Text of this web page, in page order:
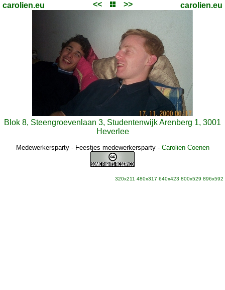
carolien.eu << >> carolien.eu
Blok 8, Steengroevenlaan 3, Studentenwijk Arenberg 1, 3001
Heverlee
Medewerkersparty - Feestjes medewerkersparty- Carolien Coenen
320x211 480x317 640x423 800x529 896x592